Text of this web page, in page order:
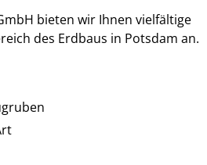
bieten wir Ihnen vielfältige
des Erdbaus in Potsdam an.